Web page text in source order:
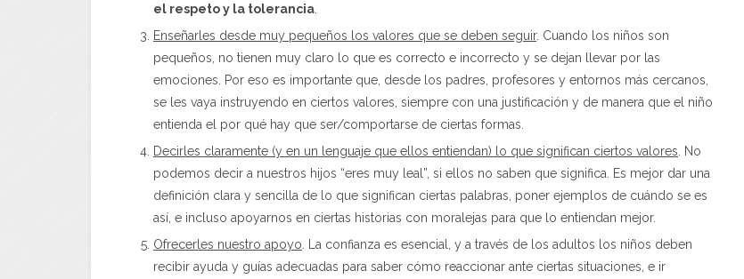
el respeto y la tolerancia
Enseñarles desde muy pequeños los valores que se deben seguir. Cuando los niños son
pequeños, no tienen muy claro lo que es correcto e incorrecto y se dejan llevar por las
emociones. Por eso es importante que, desde los padres, profesores y entornos más cercanos,
se les vaya instruyendo en ciertos valores, siempre con una justificación y de manera que el niño
entienda el por qué hay que ser/comportarse de ciertas formas.
Decirles claramente (y en un lenguaje que ellos entiendan) lo que significan ciertos valores . No
podemos decir a nuestros hijos “eres muy leal”, si ellos no saben que significa. Es mejor dar una
definición clara y sencilla de lo que significan ciertas palabras, poner ejemplos de cuándo se es
así, e incluso apoyarnos en ciertas historias con moralejas para que lo entiendan mejor.
Ofrecerles nuestro apoyo . La confianza es esencial, y a través de los adultos los niños deben
recibir ayuda y guías adecuadas para saber cómo reaccionar ante ciertas situaciones, e ir